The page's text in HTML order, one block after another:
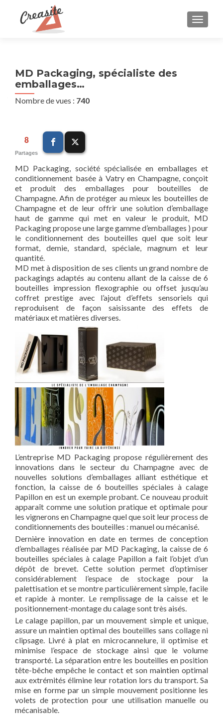
MD Packaging, spécialiste des
emballages…
Nombre de vues : 740
8
Partages
MD Packaging, société spécialisée en emballages et
conditionnement basée à Vatry en Champagne, conçoit
et produit des emballages pour bouteilles de
Champagne. Afin de protéger au mieux les bouteilles de
Champagne et de leur offrir une solution d’emballage
haut de gamme qui met en valeur le produit, MD
Packaging propose une large gamme d’emballages ) pour
le conditionnement des bouteilles quel que soit leur
format, demie, standard, spéciale, magnum et leur
quantité.
MD met à disposition de ses clients un grand nombre de
packagings adaptés au contenu allant de la caisse de 6
bouteilles impression flexographie ou offset jusqu’au
coffret prestige avec l’ajout d’effets sensoriels qui
reproduisent de façon saisissante des effets de
matériaux et matières diverses.
L’entreprise MD Packaging propose régulièrement des
innovations dans le secteur du Champagne avec de
nouvelles solutions d’emballages alliant esthétique et
fonction, la caisse de 6 bouteilles spéciales à calage
Papillon en est un exemple probant. Ce nouveau produit
apparaît comme une solution pratique et optimale pour
les vignerons en Champagne quel que soit leur process de
conditionnements des bouteilles : manuel ou mécanisé.
Dernière innovation en date en termes de conception
d’emballages réalisée par MD Packaging, la caisse de 6
bouteilles spéciales à calage Papillon a fait l’objet d’un
dépôt de brevet. Cette solution permet d’optimiser
considérablement l’espace de stockage pour la
palettisation et se montre particulièrement simple, facile
et rapide à monter. Le remplissage de la caisse et le
positionnement-montage du calage sont très aisés.
Le calage papillon, par un mouvement simple et unique,
assure un maintien optimal des bouteilles sans collage ni
clipsage. Livré à plat en microcannelure, il optimise et
minimise l’espace de stockage ainsi que le volume
transporté. La séparation entre les bouteilles en position
tête-bêche empêche le contact et son maintien optimal
aux extrémités élimine leur rotation lors du transport. Sa
mise en forme par un simple mouvement positionne les
volets de protection pour une utilisation manuelle ou
mécanisable.